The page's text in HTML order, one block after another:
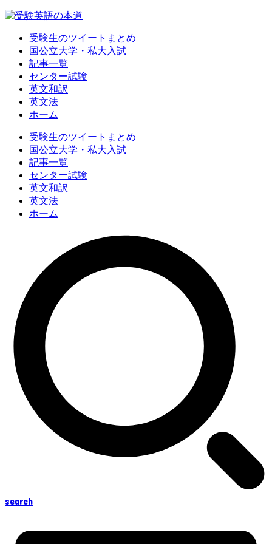
受験生のツイートまとめ
国公立大学・私大入試
記事一覧
センター試験
英文和訳
英文法
ホーム
受験生のツイートまとめ
国公立大学・私大入試
記事一覧
センター試験
英文和訳
英文法
ホーム
search